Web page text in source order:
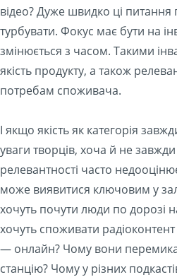
відео? Дуже швидко ці питання
турбувати. Фокус має бути на
змінюється з часом. Такими
якість продукту, а також
потребам споживача.
І якщо якість як категорія
уваги творців, хоча й не
релевантності часто
може виявитися ключовим у
хочуть почути люди по дорозі
хочуть споживати
— онлайн? Чому вони
станцію? Чому у різних